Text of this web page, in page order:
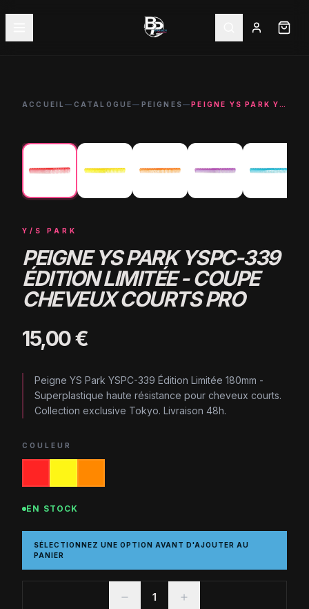
ACCUEIL— CATALOGUE— PEIGNES— PEIGNE YS PARK YSPC-339 ÉDITION LIMITÉE - COUPE CHEVEUX COURTS PRO
Y/S PARK
PEIGNE YS PARK YSPC-339
ÉDITION LIMITÉE - COUPE
CHEVEUX COURTS PRO
15,00 €
Peigne YS Park YSPC-339 Édition Limitée 180mm -
Superplastique haute résistance pour cheveux courts.
Collection exclusive Tokyo. Livraison 48h.
COULEUR
EN STOCK
SÉLECTIONNEZ UNE OPTION AVANT D'AJOUTER AU
PANIER
1